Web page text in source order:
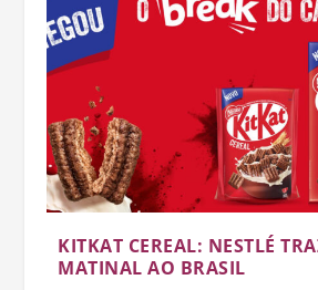
KITKAT CEREAL: NESTLÉ
MATINAL AO BRASIL